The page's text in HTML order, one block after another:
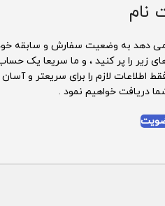
نام
می دهد به وضعیت سفارش و سابقه
زیر را پر کنید ، و ما سریعا یک
اطلاعات لازم را برای سریعتر و آسان
دریافت خواهیم نمود .